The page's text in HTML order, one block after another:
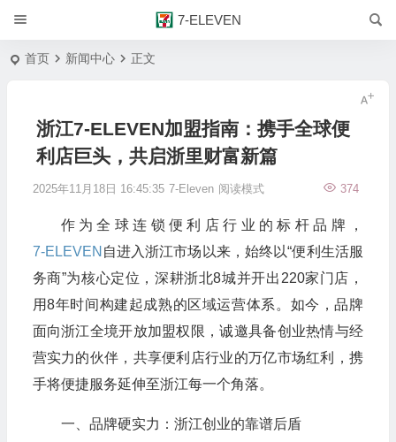
7-ELEVEN
首页 新闻中心 正文
浙江7-ELEVEN加盟指南：携手全球便
利店巨头，共启浙里财富新篇
2025年11月18日 16:45:35 7-Eleven 374
阅读模式
作为全球连锁便利店行业的标杆品牌，
7-ELEVEN 自进入浙江市场以来，始终以“便利生活服
务商”为核心定位，深耕浙北8城并开出220家门店，
用8年时间构建起成熟的区域运营体系。如今，品牌
面向浙江全境开放加盟权限，诚邀具备创业热情与经
营实力的伙伴，共享便利店行业的万亿市场红利，携
手将便捷服务延伸至浙江每一个角落。
一、品牌硬实力：浙江创业的靠谱后盾